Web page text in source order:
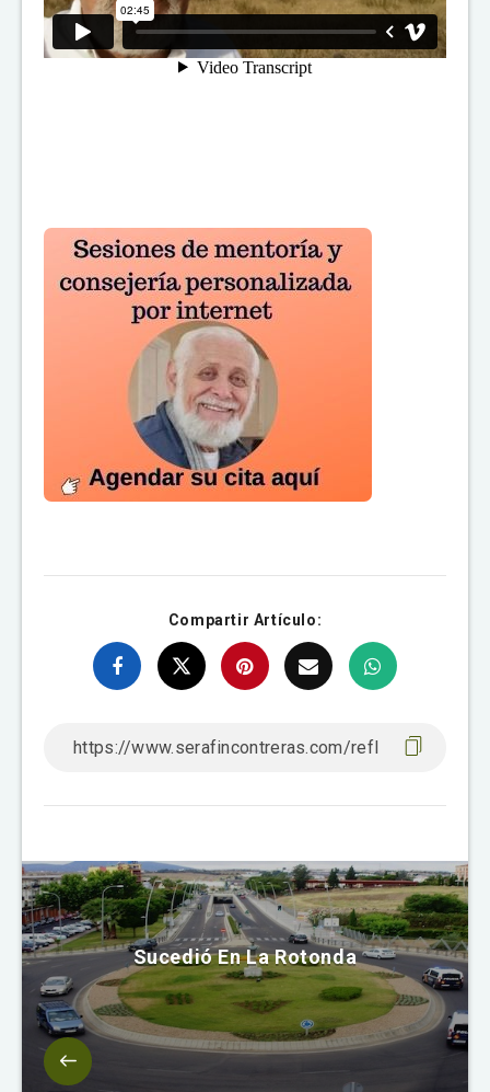
Compartir Artículo:
Sucedió En La Rotonda